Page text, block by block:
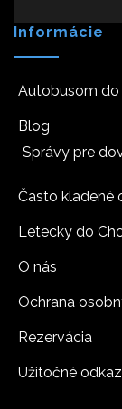
Informácie
Autobusom do
Blog
Správy pre
Často kladené
Letecky do
O nás
Ochrana
Rezervácia
Užitočné